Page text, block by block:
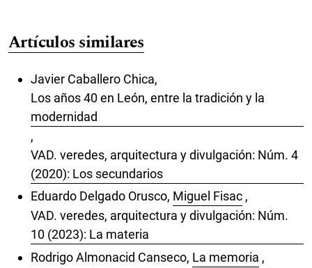
Artículos similares
Javier Caballero Chica,
Los años 40 en León, entre la tradición y la
modernidad
,
VAD. veredes, arquitectura y divulgación: Núm. 4
(2020): Los secundarios
Eduardo Delgado Orusco, Miguel Fisac ,
VAD. veredes, arquitectura y divulgación: Núm.
10 (2023): La materia
Rodrigo Almonacid Canseco, La memoria ,